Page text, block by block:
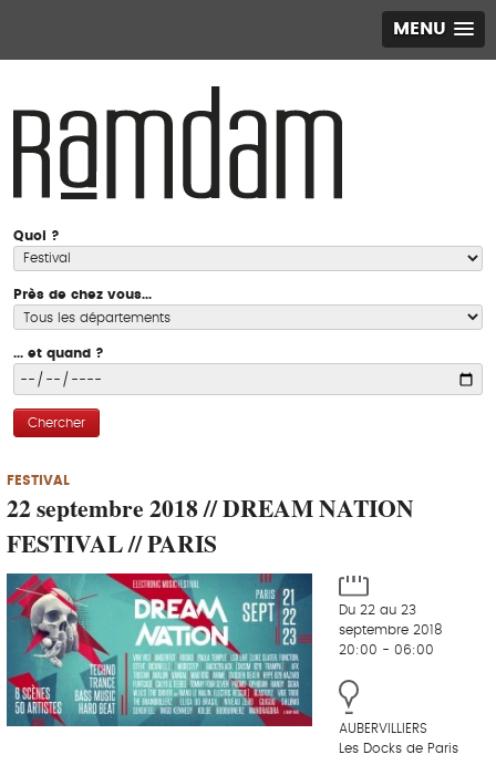
MENU
Quoi ?
Près de chez vous...
... et quand ?
Chercher
FESTIVAL
22 septembre 2018 // DREAM NATION
FESTIVAL // PARIS
Du 22 au 23
septembre 2018
20:00 - 06:00
AUBERVILLIERS
Les Docks de Paris